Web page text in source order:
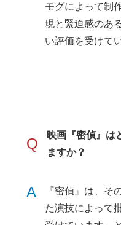
モグによって制
現と緊迫感のあ
い評価を受けて
Q
映画『密偵』は
ますか？
A
『密偵』は、そ
た演技によって